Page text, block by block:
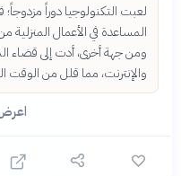
لعبت التكنولوجيا دوراً
المساعدة في الأعمال المنزلية
ومن جهة أخرى، أدت إلى قضاء
والإنترنت، مما قلل من
اعرض